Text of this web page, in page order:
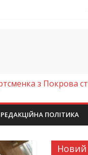
монастиря (Фото)
з Покрова
РЕДАКЦІЙНА ПОЛІТИКА
Новий